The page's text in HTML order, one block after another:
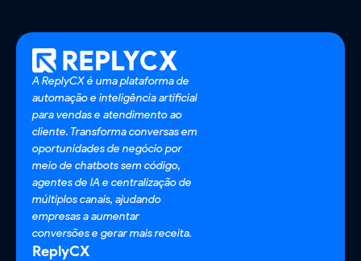
A ReplyCX é uma plataforma de
automação e inteligência artificial
para vendas e atendimento ao
cliente. Transforma conversas em
oportunidades de negócio por
meio de chatbots sem código,
agentes de IA e centralização de
múltiplos canais, ajudando
empresas a aumentar
conversões e gerar mais receita.
ReplyCX